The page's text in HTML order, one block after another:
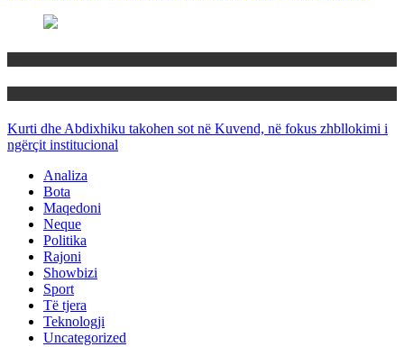
Kurti dhe Abdixhiku takohen sot në Kuvend, në fokus zhbllokimi i
ngërçit institucional
Analiza
Bota
Maqedoni
Neque
Politika
Rajoni
Showbizi
Sport
Të tjera
Teknologji
Uncategorized